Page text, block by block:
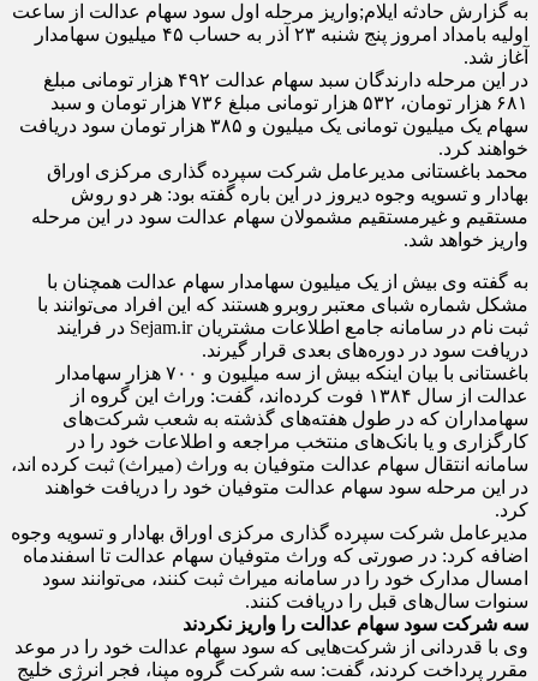
به گزارش حادثه ایلام;واریز مرحله اول سود سهام عدالت از ساعت
اولیه بامداد امروز پنج شنبه ۲۳ آذر به حساب ۴۵ میلیون سهامدار
آغاز شد.
در این مرحله دارندگان سبد سهام عدالت ۴۹۲ هزار تومانی مبلغ
۶۸۱ هزار تومان، ۵۳۲ هزار تومانی مبلغ ۷۳۶ هزار تومان و سبد
سهام یک میلیون تومانی یک میلیون و ۳۸۵ هزار تومان سود دریافت
خواهند کرد.
محمد باغستانی مدیرعامل شرکت سپرده گذاری مرکزی اوراق
بهادار و تسویه وجوه دیروز در این باره گفته بود: هر دو روش
مستقیم و غیرمستقیم مشمولان سهام عدالت سود در این مرحله
واریز خواهد شد.
به گفته وی بیش از یک میلیون سهامدار سهام عدالت همچنان با
مشکل شماره شبای معتبر روبرو هستند که این افراد می‌توانند با
ثبت نام در سامانه جامع اطلاعات مشتریان Sejam.ir در فرایند
دریافت سود در دوره‌های بعدی قرار گیرند.
باغستانی با بیان اینکه بیش از سه میلیون و ۷۰۰ هزار سهامدار
عدالت از سال ۱۳۸۴ فوت کرده‌اند، گفت: وراث این گروه از
سهامداران که در طول هفته‌های گذشته به شعب شرکت‌های
کارگزاری و یا بانک‌های منتخب مراجعه و اطلاعات خود را در
سامانه انتقال سهام عدالت متوفیان به وراث (میراث) ثبت کرده اند،
در این مرحله سود سهام عدالت متوفیان خود را دریافت خواهند
کرد.
مدیرعامل شرکت سپرده گذاری مرکزی اوراق بهادار و تسویه وجوه
اضافه کرد: در صورتی که وراث متوفیان سهام عدالت تا اسفندماه
امسال مدارک خود را در سامانه میراث ثبت کنند، می‌توانند سود
سنوات سال‌های قبل را دریافت کنند.
سه شرکت سود سهام عدالت را واریز نکردند
وی با قدردانی از شرکت‌هایی که سود سهام عدالت خود را در موعد
مقرر پرداخت کردند، گفت: سه شرکت گروه مپنا، فجر انرژی خلیج